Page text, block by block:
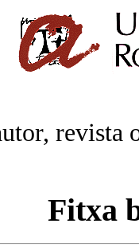
revista
Fitxa